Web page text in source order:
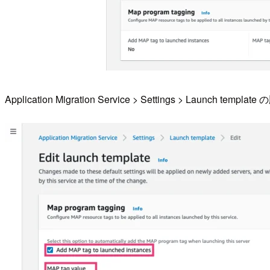
Application Migration Service > Settings > Launch template